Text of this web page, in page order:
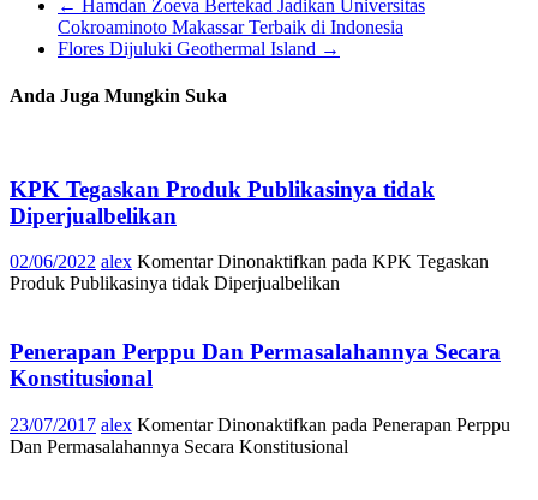
← Hamdan Zoeva Bertekad Jadikan Universitas
Cokroaminoto Makassar Terbaik di Indonesia
Flores Dijuluki Geothermal Island →
Anda Juga Mungkin Suka
KPK Tegaskan Produk Publikasinya tidak
Diperjualbelikan
02/06/2022 alex Komentar Dinonaktifkan pada KPK Tegaskan
Produk Publikasinya tidak Diperjualbelikan
Penerapan Perppu Dan Permasalahannya Secara
Konstitusional
23/07/2017 alex Komentar Dinonaktifkan pada Penerapan Perppu
Dan Permasalahannya Secara Konstitusional